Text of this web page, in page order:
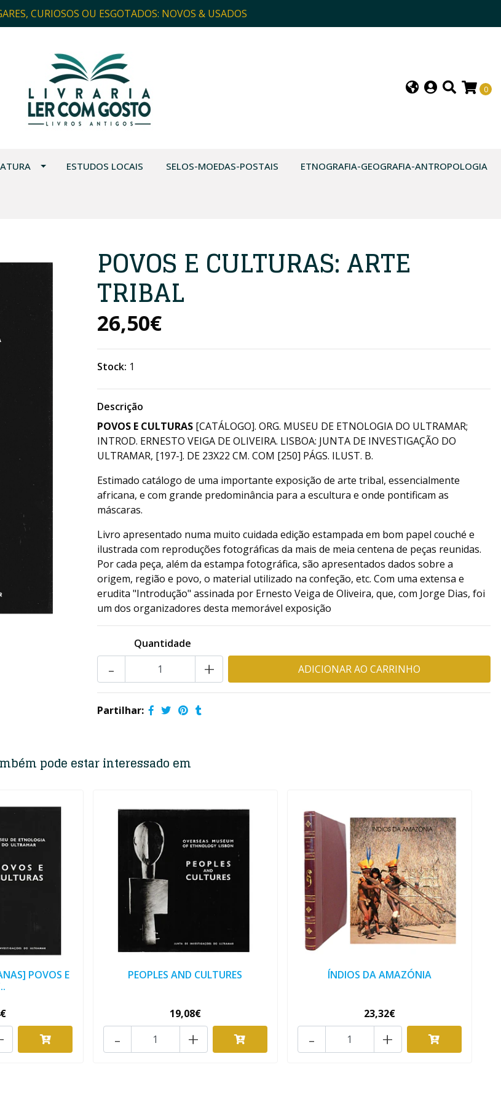
CURIOSOS OU ESGOTADOS: NOVOS & USADOS
0
ESTUDOS LOCAIS SELOS-MOEDAS-POSTAIS ETNOGRAFIA-GEOGRAFIA-ANTROPOLOGIA
POVOS E CULTURAS: ARTE
TRIBAL
26,50€
Stock: 1
Descrição
POVOS E CULTURAS [CATÁLOGO]. ORG. MUSEU DE ETNOLOGIA DO ULTRAMAR;
INTROD. ERNESTO VEIGA DE OLIVEIRA. LISBOA: JUNTA DE INVESTIGAÇÃO DO
ULTRAMAR, [197-]. DE 23X22 CM. COM [250] PÁGS. ILUST. B.
Estimado catálogo de uma importante exposição de arte tribal, essencialmente
africana, e com grande predominância para a escultura e onde pontificam as
máscaras.
Livro apresentado numa muito cuidada edição estampada em bom papel couché e
ilustrada com reproduções fotográficas da mais de meia centena de peças reunidas.
Por cada peça, além da estampa fotográfica, são apresentados dados sobre a
origem, região e povo, o material utilizado na confeção, etc. Com uma extensa e
erudita "Introdução" assinada por Ernesto Veiga de Oliveira, que, com Jorge Dias, foi
um dos organizadores desta memorável exposição
Quantidade
+
-
Partilhar:
pode estar interessado em
POVOS E
PEOPLES AND CULTURES
19,08€
+
-
ÍNDIOS DA AMAZÓNIA
23,32€
+
-